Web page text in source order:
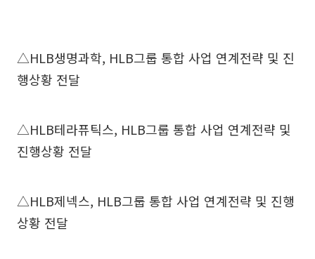
△HLB생명과학, HLB그룹 통합 사업 연계전략 및 진
행상황 전달
△HLB테라퓨틱스, HLB그룹 통합 사업 연계전략 및
진행상황 전달
△HLB제넥스, HLB그룹 통합 사업 연계전략 및 진행
상황 전달